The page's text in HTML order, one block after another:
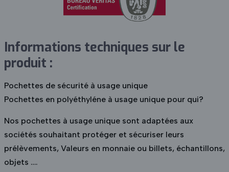
Informations techniques sur le
produit :
Pochettes de sécurité à usage unique
Pochettes en polyéthyléne à usage unique pour qui?
Nos pochettes à usage unique sont adaptées aux
sociétés souhaitant protéger et sécuriser leurs
prélèvements, Valeurs en monnaie ou billets, échantillons,
objets ….